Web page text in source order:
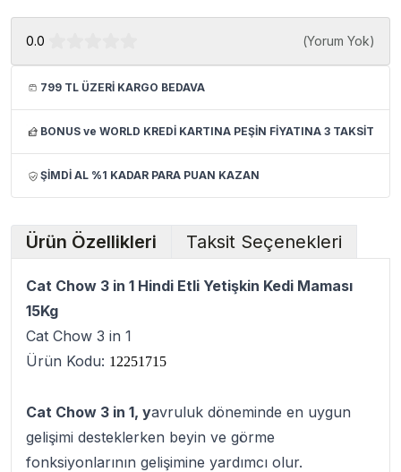
0.0 (Yorum Yok)
799 TL ÜZERİ KARGO BEDAVA
BONUS ve WORLD KREDİ KARTINA PEŞİN FİYATINA 3 TAKSİT
ŞİMDİ AL %1 KADAR PARA PUAN KAZAN
Ürün Özellikleri Taksit Seçenekleri
Cat Chow 3 in 1 Hindi Etli Yetişkin Kedi Maması
15Kg
Cat Chow 3 in 1
Ürün Kodu: 12251715
Cat Chow 3 in 1, yavruluk döneminde en uygun
gelişimi desteklerken beyin ve görme
fonksiyonlarının gelişimine yardımcı olur.